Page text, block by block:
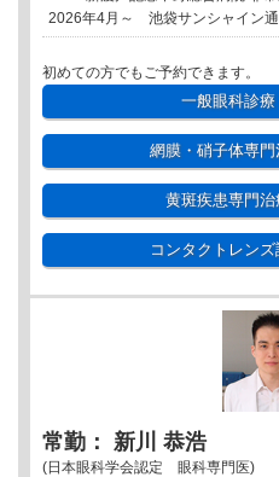
2026年4月～ 池袋サンシャイン
初めての方でもご予約できます。
一般眼科診療
網膜・硝子体専門
黄斑疾患専門治
コンタクトレンズ
常勤： 新川 恭浩
(日本眼科学会認定 眼科専門医)